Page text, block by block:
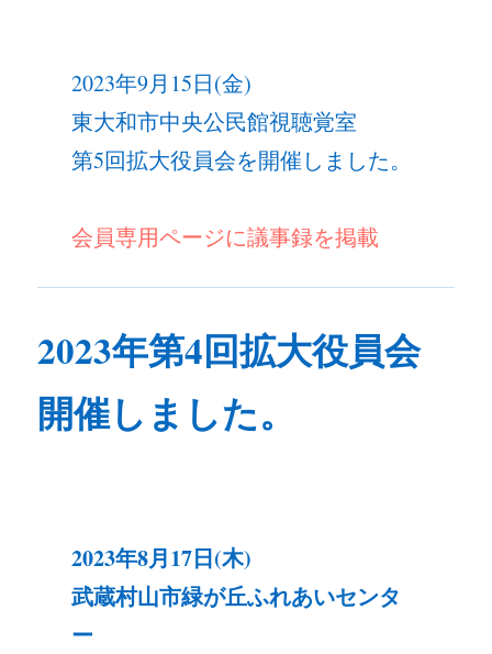
2023年9月15日(金)
東大和市中央公民館視聴覚室
第5回拡大役員会を開催しました。
会員専用ページに議事録を掲載
2023年第4回拡大役員会
開催しました。
2023年8月17日(木)
武蔵村山市緑が丘ふれあいセンタ
ー